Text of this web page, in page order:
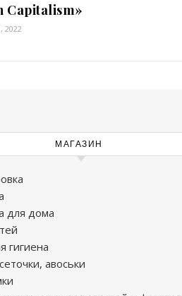
Capitalism»
2022
МАГАЗИН
для дома
гигиена
авоськи